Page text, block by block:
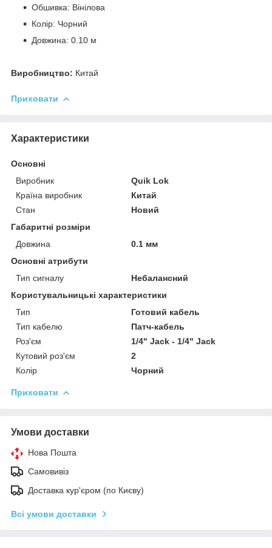
Обшивка: Вінілова
Колір: Чорний
Довжина: 0.10 м
Виробництво: Китай
Приховати
Характеристики
Основні
Виробник
Quik Lok
Країна виробник
Китай
Стан
Новий
Габаритні розміри
Довжина
0.1 мм
Основні атрибути
Тип сигналу
Небалансний
Користувальницькі характеристики
Тип
Готовий кабель
Тип кабелю
Патч-кабель
Роз'єм
1/4" Jack - 1/4" Jack
Кутовий роз'єм
2
Колір
Чорний
Приховати
Умови доставки
Нова Пошта
Самовивіз
Доставка кур'єром (по Києву)
Всі умови доставки